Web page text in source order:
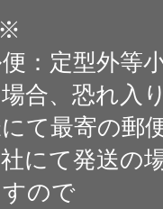
：定型外等
合、恐れ入
て最寄の郵
にて発送の
ので